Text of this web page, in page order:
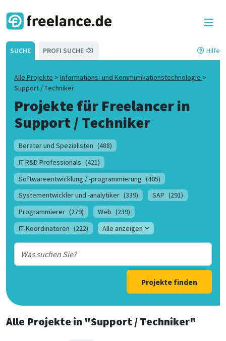
SUCHE PROFI SUCHE Hilfe
Alle Projekte > Informations- und Kommunikationstechnologie >
Support / Techniker
Projekte für Freelancer in
Support / Techniker
Berater und Spezialisten (488)
IT R&D Professionals (421)
Softwareentwicklung / -programmierung (405)
Systementwickler und -analytiker (339) SAP (291)
Programmierer (279) Web (239)
IT-Koordinatoren (222) Alle anzeigen
Projekte finden
Alle Projekte in "Support / Techniker"